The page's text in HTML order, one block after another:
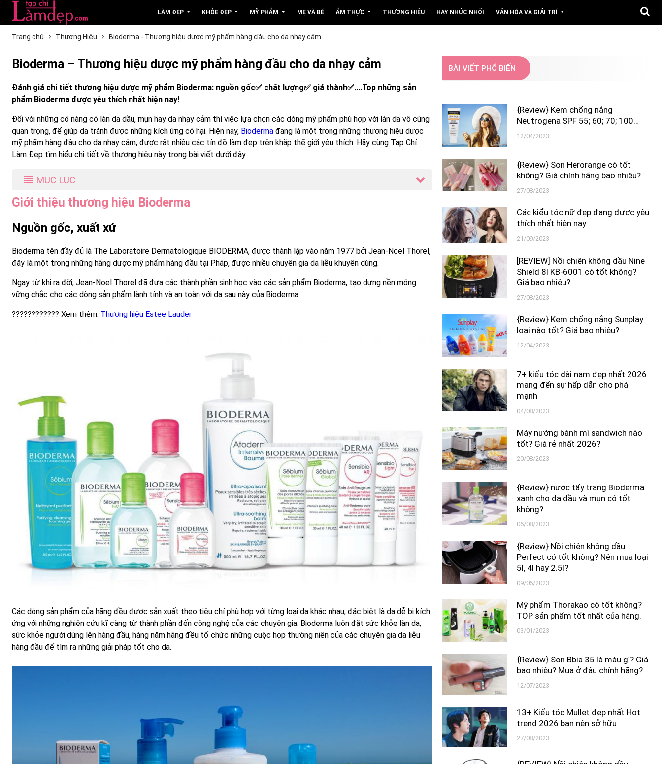
LÀM ĐẸP KHỎE ĐẸP MỸ PHẨM MẸ VÀ BÉ ẨM THỰC THƯƠNG HIỆU HAY NHỨC NHỐI VĂN HÓA VÀ GIẢI TRÍ
Trang chủ Thương Hiệu Bioderma - Thương hiệu dược mỹ phẩm hàng đầu cho da nhạy cảm
Bioderma – Thương hiệu dược mỹ phẩm hàng đầu cho da nhạy cảm
Đánh giá chi tiết thương hiệu dược mỹ phẩm Bioderma: nguồn gốc✅ chất lượng✅ giá thành✅....Top những sản
phẩm Bioderma được yêu thích nhất hiện nay!
Đối với những cô nàng có làn da dầu, mụn hay da nhạy cảm thì việc lựa chọn các dòng mỹ phẩm phù hợp với làn da vô cùng
quan trọng, để giúp da tránh được những kích ứng có hại. Hiện nay, Bioderma đang là một trong những thương hiệu dược
mỹ phẩm hàng đầu cho da nhạy cảm, được rất nhiều các tín đồ làm đẹp trên khắp thế giới yêu thích. Hãy cùng Tạp Chí
Làm Đẹp tìm hiểu chi tiết về thương hiệu này trong bài viết dưới đây.
MỤC LỤC
Giới thiệu thương hiệu Bioderma
Nguồn gốc, xuất xứ
Bioderma tên đầy đủ là The Laboratoire Dermatologique BIODERMA, được thành lập vào năm 1977 bởi Jean-Noel Thorel,
đây là một trong những hãng dược mỹ phẩm hàng đầu tại Pháp, được nhiều chuyên gia da liễu khuyên dùng.
Ngay từ khi ra đời, Jean-Noel Thorel đã đưa các thành phần sinh học vào các sản phẩm Bioderma, tạo dựng nền móng
vững chắc cho các dòng sản phẩm lành tính và an toàn với da sau này của Bioderma.
???????????? Xem thêm: Thương hiệu Estee Lauder
Các dòng sản phẩm của hãng đều được sản xuất theo tiêu chí phù hợp với từng loại da khác nhau, đặc biệt là da dễ bị kích
ứng với những nghiên cứu kĩ càng từ thành phần đến công nghệ của các chuyên gia. Bioderma luôn đặt sức khỏe làn da,
sức khỏe người dùng lên hàng đầu, hàng năm hãng đều tổ chức những cuộc họp thường niên của các chuyên gia da liễu
hàng đầu để tìm ra những giải pháp tốt cho da.
BÀI VIẾT PHỔ BIẾN
{Review} Kem chống nắng
Neutrogena SPF 55; 60; 70; 100…
12/04/2023
{Review} Son Herorange có tốt
không? Giá chính hãng bao nhiêu?
27/08/2023
Các kiểu tóc nữ đẹp đang được yêu
thích nhất hiện nay
21/09/2023
[REVIEW] Nồi chiên không dầu Nine
Shield 8l KB-6001 có tốt không?
Giá bao nhiêu?
27/08/2023
{Review} Kem chống nắng Sunplay
loại nào tốt? Giá bao nhiêu?
12/04/2023
7+ kiểu tóc dài nam đẹp nhất 2026
mang đến sự hấp dẫn cho phái
mạnh
04/08/2023
Máy nướng bánh mì sandwich nào
tốt? Giá rẻ nhất 2026?
20/08/2023
{Review} nước tẩy trang Bioderma
xanh cho da dầu và mụn có tốt
không?
06/08/2023
{Review} Nồi chiên không dầu
Perfect có tốt không? Nên mua loại
5l, 4l hay 2.5l?
09/06/2023
Mỹ phẩm Thorakao có tốt không?
TOP sản phẩm tốt nhất của hãng.
03/01/2023
{Review} Son Bbia 35 là màu gì? Giá
bao nhiêu? Mua ở đâu chính hãng?
12/07/2023
13+ Kiểu tóc Mullet đẹp nhất Hot
trend 2026 bạn nên sở hữu
27/08/2023